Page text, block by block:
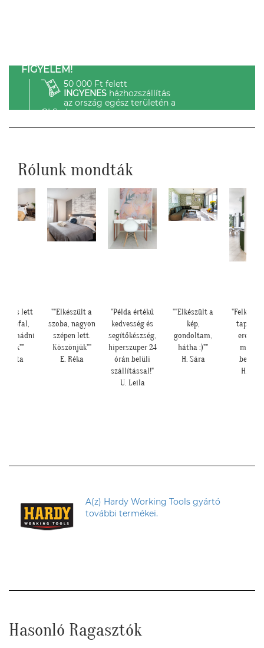
FIGYELEM!
50 000 Ft felett
INGYENESházhozszállítás
az ország egész területén a
GLS-el.
Rólunk mondták
lett
imádni
Anita
""Elkészült a
szoba, nagyon
szépen lett.
Köszönjük""
E. Réka
"Példa értékű
kedvesség és
segítőkészség,
hiperszuper 24
órán belüli
szállítással!"
U. Leila
""Elkészült a
kép,
gondoltam,
hátha :)""
H. Sára
tapéták
H.
A(z) Hardy Working Tools gyártó
további termékei.
Hasonló Ragasztók